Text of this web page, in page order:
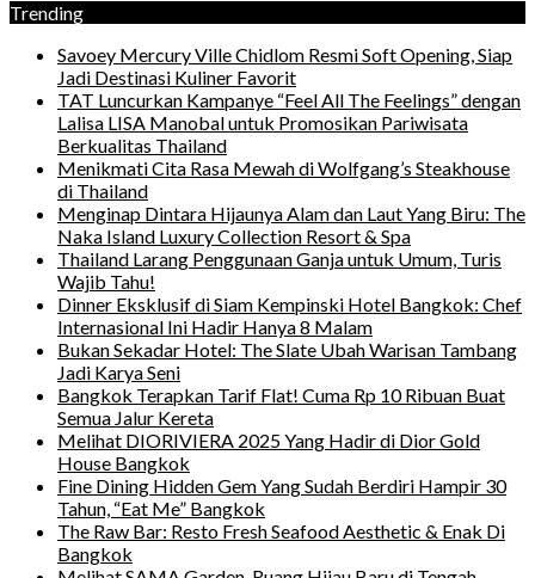
Trending
Savoey Mercury Ville Chidlom Resmi Soft Opening, Siap
Jadi Destinasi Kuliner Favorit
TAT Luncurkan Kampanye “Feel All The Feelings” dengan
Lalisa LISA Manobal untuk Promosikan Pariwisata
Berkualitas Thailand
Menikmati Cita Rasa Mewah di Wolfgang’s Steakhouse
di Thailand
Menginap Dintara Hijaunya Alam dan Laut Yang Biru: The
Naka Island Luxury Collection Resort & Spa
Thailand Larang Penggunaan Ganja untuk Umum, Turis
Wajib Tahu!
Dinner Eksklusif di Siam Kempinski Hotel Bangkok: Chef
Internasional Ini Hadir Hanya 8 Malam
Bukan Sekadar Hotel: The Slate Ubah Warisan Tambang
Jadi Karya Seni
Bangkok Terapkan Tarif Flat! Cuma Rp 10 Ribuan Buat
Semua Jalur Kereta
Melihat DIORIVIERA 2025 Yang Hadir di Dior Gold
House Bangkok
Fine Dining Hidden Gem Yang Sudah Berdiri Hampir 30
Tahun, “Eat Me” Bangkok
The Raw Bar: Resto Fresh Seafood Aesthetic & Enak Di
Bangkok